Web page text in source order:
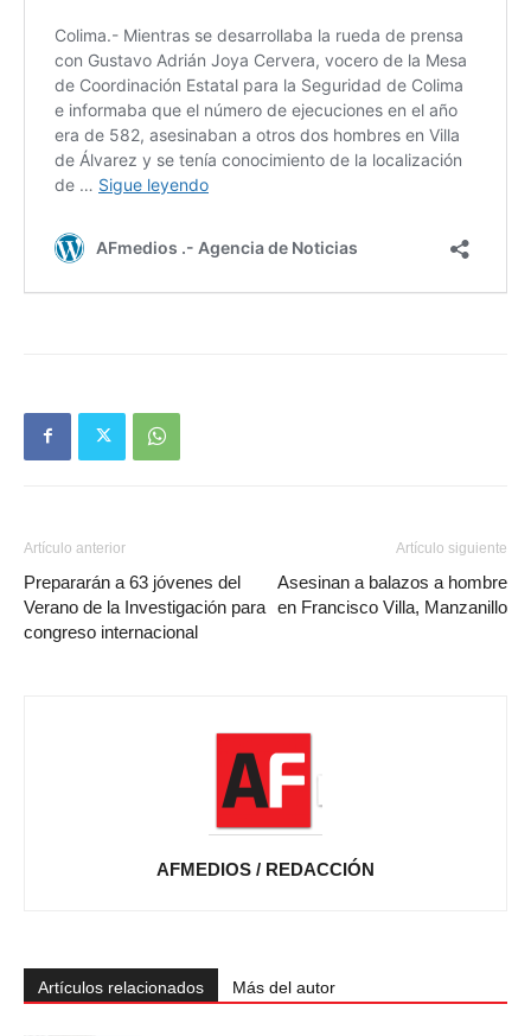
Artículo anterior
Prepararán a 63 jóvenes del
Verano de la Investigación para
congreso internacional
Artículo siguiente
Asesinan a balazos a hombre
en Francisco Villa, Manzanillo
AFMEDIOS / REDACCIÓN
Artículos relacionados Más del autor